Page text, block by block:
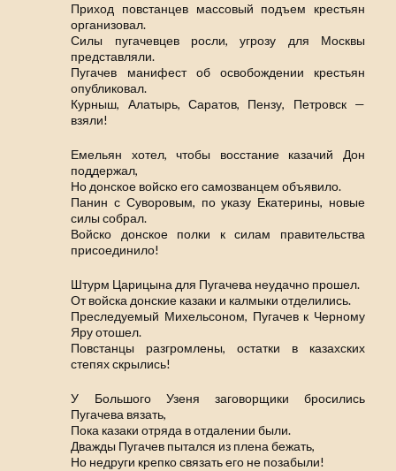
Приход повстанцев массовый подъем крестьян
организовал.
Силы пугачевцев росли, угрозу для Москвы
представляли.
Пугачев манифест об освобождении крестьян
опубликовал.
Курныш, Алатырь, Саратов, Пензу, Петровск —
взяли!
Емельян хотел, чтобы восстание казачий Дон
поддержал,
Но донское войско его самозванцем объявило.
Панин с Суворовым, по указу Екатерины, новые
силы собрал.
Войско донское полки к силам правительства
присоединило!
Штурм Царицына для Пугачева неудачно прошел.
От войска донские казаки и калмыки отделились.
Преследуемый Михельсоном, Пугачев к Черному
Яру отошел.
Повстанцы разгромлены, остатки в казахских
степях скрылись!
У Большого Узеня заговорщики бросились
Пугачева вязать,
Пока казаки отряда в отдалении были.
Дважды Пугачев пытался из плена бежать,
Но недруги крепко связать его не позабыли!